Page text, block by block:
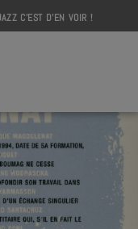
C'EST D'EN VOIR !